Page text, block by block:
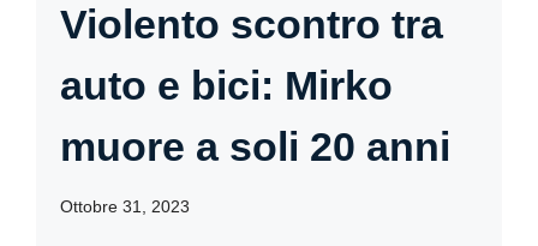
Violento scontro tra
auto e bici: Mirko
muore a soli 20 anni
Ottobre 31, 2023